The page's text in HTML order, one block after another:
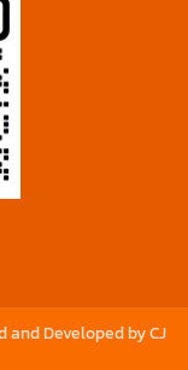
and Developed byCJ